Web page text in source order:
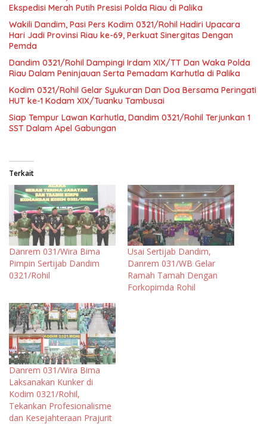
Ekspedisi Merah Putih Presisi Polda Riau di Palika
Wakili Dandim, Pasi Pers Kodim 0321/Rohil Hadiri Upacara
Hari Jadi Provinsi Riau ke-69, Perkuat Sinergitas Dengan
Pemda
Dandim 0321/Rohil Dampingi Irdam XIX/TT Dan Waka Polda
Riau Dalam Peninjauan Serta Pemadam Karhutla di Palika
Kodim 0321/Rohil Gelar Syukuran Dan Doa Bersama Peringati
HUT ke-1 Kodam XIX/Tuanku Tambusai
Siap Tempur Lawan Karhutla, Dandim 0321/Rohil Terjunkan 1
SST Dalam Apel Gabungan
Terkait
Danrem 031/Wira Bima
Pimpin Sertijab Dandim
0321/Rohil
Usai Sertijab Dandim,
Danrem 031/WB Gelar
Ramah Tamah Dengan
Forkopimda Rohil
Danrem 031/Wira Bima
Laksanakan Kunker di
Kodim 0321/Rohil,
Tekankan Profesionalisme
dan Kesejahteraan Prajurit